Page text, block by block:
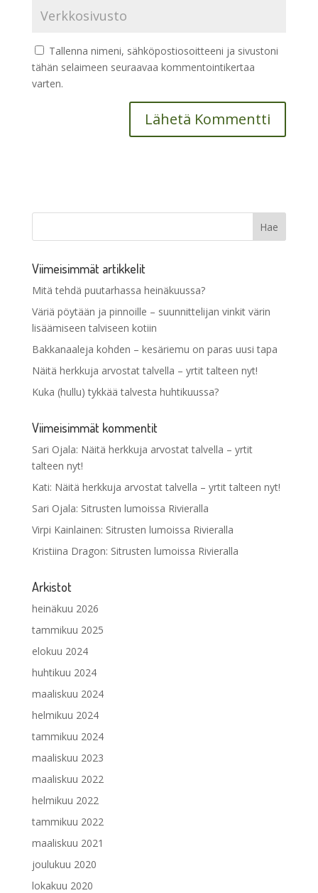
Tallenna nimeni, sähköpostiosoitteeni ja sivustoni
tähän selaimeen seuraavaa kommentointikertaa
varten.
Viimeisimmät artikkelit
Mitä tehdä puutarhassa heinäkuussa?
Väriä pöytään ja pinnoille – suunnittelijan vinkit värin
lisäämiseen talviseen kotiin
Bakkanaaleja kohden – kesäriemu on paras uusi tapa
Näitä herkkuja arvostat talvella – yrtit talteen nyt!
Kuka (hullu) tykkää talvesta huhtikuussa?
Viimeisimmät kommentit
Sari Ojala: Näitä herkkuja arvostat talvella – yrtit
talteen nyt!
Kati: Näitä herkkuja arvostat talvella – yrtit talteen nyt!
Sari Ojala: Sitrusten lumoissa Rivieralla
Virpi Kainlainen: Sitrusten lumoissa Rivieralla
Kristiina Dragon: Sitrusten lumoissa Rivieralla
Arkistot
heinäkuu 2026
tammikuu 2025
elokuu 2024
huhtikuu 2024
maaliskuu 2024
helmikuu 2024
tammikuu 2024
maaliskuu 2023
maaliskuu 2022
helmikuu 2022
tammikuu 2022
maaliskuu 2021
joulukuu 2020
lokakuu 2020